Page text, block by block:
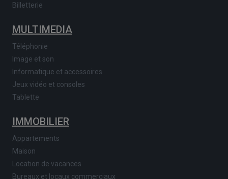
Billetterie
MULTIMEDIA
Téléphonie
Image et son
Informatique et accessoires
Jeux vidéo et consoles
Tablette
IMMOBILIER
Appartements
Maison
Location de vacances
Bureaux et locaux commerciaux